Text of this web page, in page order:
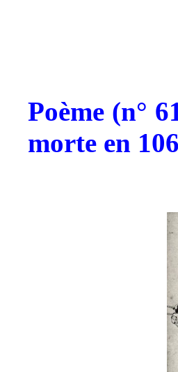
Poème (n°
morte en